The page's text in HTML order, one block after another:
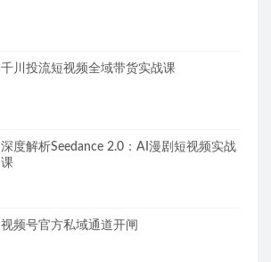
千川投流短视频全域带货实战课
深度解析Seedance 2.0：AI漫剧短视频实战
课
视频号官方私域通道开闸